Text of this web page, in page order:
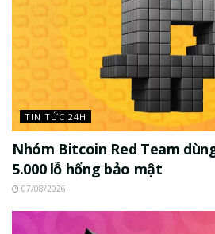
TIN TỨC 24H
Nhóm Bitcoin Red Team
5.000 lỗ hổng bảo mật
07/08/2026